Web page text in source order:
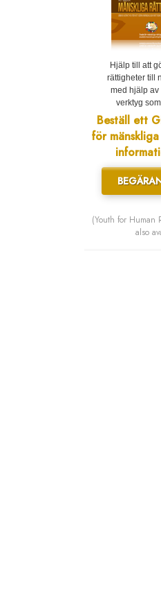
Hjälp till att
rättigheter till
med hjälp
verktyg
Beställ ett
för
(Youth for Human
also